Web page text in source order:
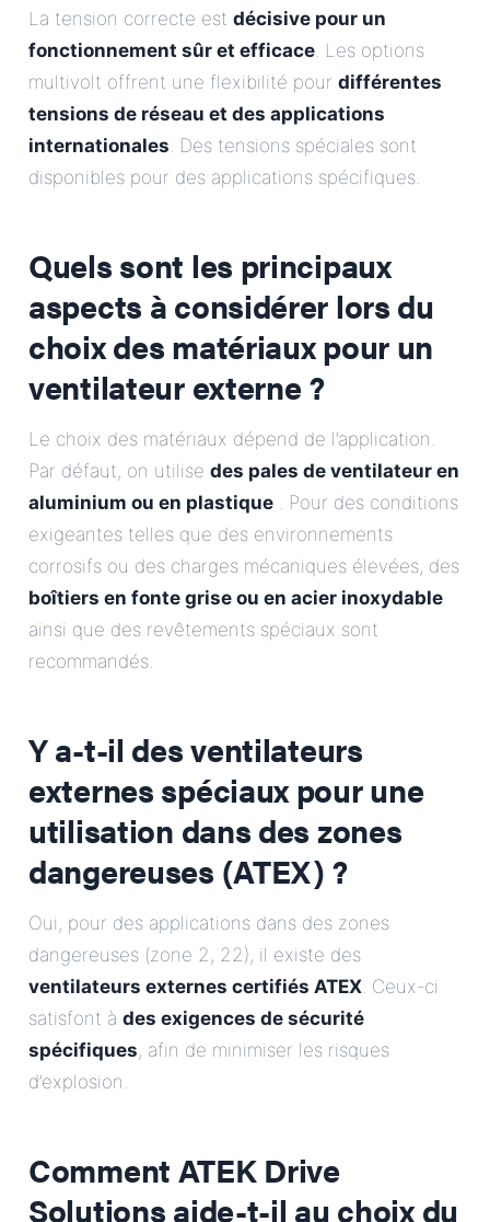
La tension correcte est décisive pour un
fonctionnement sûr et efficace. Les options
multivolt offrent une flexibilité pour différentes
tensions de réseau et des applications
internationales. Des tensions spéciales sont
disponibles pour des applications spécifiques.
Quels sont les principaux
aspects à considérer lors du
choix des matériaux pour un
ventilateur externe ?
Le choix des matériaux dépend de l’application.
Par défaut, on utilise des pales de ventilateur en
aluminium ou en plastique . Pour des conditions
exigeantes telles que des environnements
corrosifs ou des charges mécaniques élevées, des
boîtiers en fonte grise ou en acier inoxydable
ainsi que des revêtements spéciaux sont
recommandés.
Y a-t-il des ventilateurs
externes spéciaux pour une
utilisation dans des zones
dangereuses (ATEX) ?
Oui, pour des applications dans des zones
dangereuses (zone 2, 22), il existe des
ventilateurs externes certifiés ATEX. Ceux-ci
satisfont à des exigences de sécurité
spécifiques, afin de minimiser les risques
d’explosion.
Comment ATEK Drive
Solutions aide-t-il au choix du